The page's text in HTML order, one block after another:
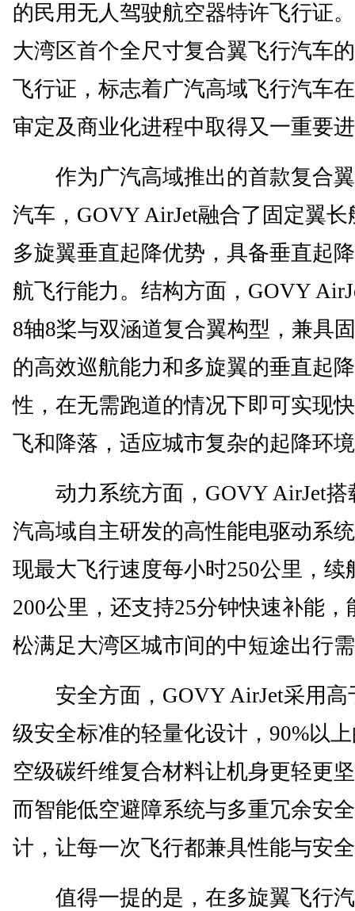
的民用无人驾驶航空器特许飞行证
大湾区首个全尺寸复合翼飞行汽车
飞行证，标志着广汽高域飞行汽车
审定及商业化进程中取得又一重要
作为广汽高域推出的首款复合
汽车，GOVY AirJet融合了固定翼长
多旋翼垂直起降优势，具备垂直起
航飞行能力。结构方面，GOVY
8轴8桨与双涵道复合翼构型，兼具
的高效巡航能力和多旋翼的垂直起
性，在无需跑道的情况下即可实现
飞和降落，适应城市复杂的起降环
动力系统方面，GOVY AirJet搭
汽高域自主研发的高性能电驱动系
现最大飞行速度每小时250公里，续
200公里，还支持25分钟快速补能，
松满足大湾区城市间的中短途出行
安全方面，GOVY AirJet采用高
级安全标准的轻量化设计，90%以
空级碳纤维复合材料让机身更轻更
而智能低空避障系统与多重冗余安
计，让每一次飞行都兼具性能与安
值得一提的是，在多旋翼飞行